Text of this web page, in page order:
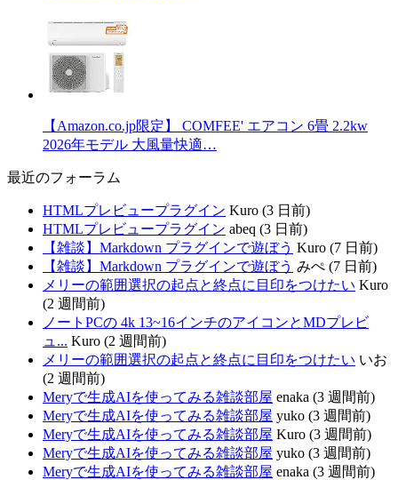
【Amazon.co.jp限定】 COMFEE' エアコン 6畳 2.2kw
2026年モデル 大風量快適…
最近のフォーラム
HTMLプレビュープラグイン Kuro (3 日前)
HTMLプレビュープラグイン abeq (3 日前)
【雑談】Markdown プラグインで遊ぼう Kuro (7 日前)
【雑談】Markdown プラグインで遊ぼう みぺ (7 日前)
メリーの範囲選択の起点と終点に目印をつけたい Kuro
(2 週間前)
ノートPCの 4k 13~16インチのアイコンとMDプレビ
ュ... Kuro (2 週間前)
メリーの範囲選択の起点と終点に目印をつけたい いお
(2 週間前)
Meryで生成AIを使ってみる雑談部屋 enaka (3 週間前)
Meryで生成AIを使ってみる雑談部屋 yuko (3 週間前)
Meryで生成AIを使ってみる雑談部屋 Kuro (3 週間前)
Meryで生成AIを使ってみる雑談部屋 yuko (3 週間前)
Meryで生成AIを使ってみる雑談部屋 enaka (3 週間前)